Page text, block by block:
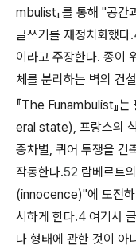
mbulist』를 통해 "공간
글쓰기를 재정치화했다.
이라고 주장한다. 종이
체를 분리하는 벽의 건
『The Funambulist』
eral state), 프랑스의
종차별, 퀴어 투쟁을 건
작동한다.52 람베르트
(innocence)"에 도전하
시하게 한다.4 여기서
나 형태에 관한 것이